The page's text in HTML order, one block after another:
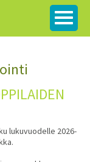
lukuvuodelle 2026-